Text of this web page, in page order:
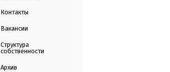
Контакты
Вакансии
Структура
собственности
Архив